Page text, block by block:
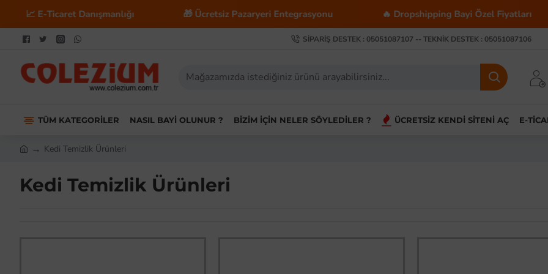
Danışmanlığı 🎁 Ücretsiz Pazaryeri Entegrasyonu 🔥 Dropshipping Bayi Özel Fiyatları
SIPARIŞ DESTEK : 05051087107 -- TEKNIK DESTEK : 05051087106
TÜM KATEGORILER NASIL BAYI OLUNUR ? BIZIM İÇIN NELER SÖYLEDILER ? ÜCRETSIZ KENDI SITENI AÇ E-
Kedi Temizlik Ürünleri
Kedi Temizlik Ürünleri